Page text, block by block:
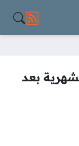
مواقع
بعد